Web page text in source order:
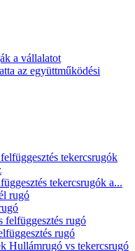
a vállalatot
az együttműködési
tekercsrugók a...
rugó